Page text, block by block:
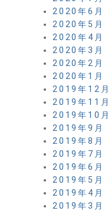
2020年6月
2020年5月
2020年4月
2020年3月
2020年2月
2020年1月
2019年12月
2019年11月
2019年10月
2019年9月
2019年8月
2019年7月
2019年6月
2019年5月
2019年4月
2019年3月